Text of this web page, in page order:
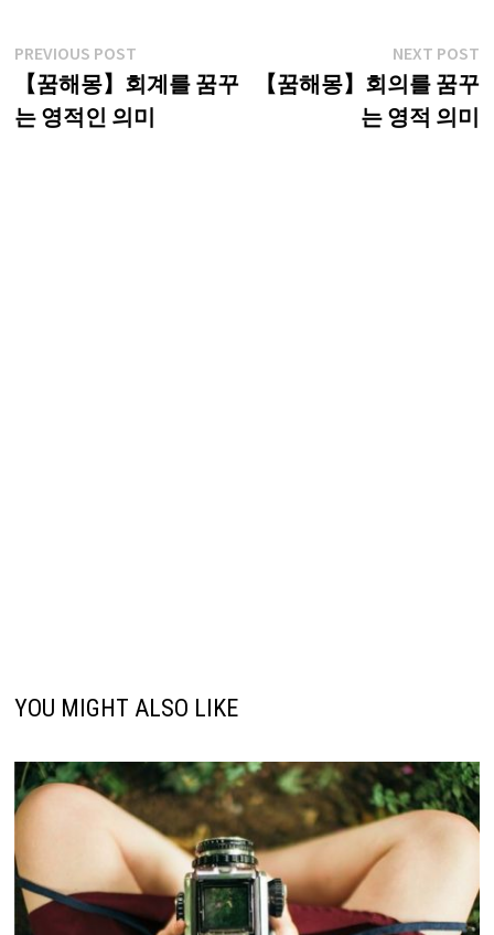
글
탐
색
PREVIOUS POSTPrevious
post:
【꿈해몽】회계를 꿈꾸
는 영적인 의미
NEXT POST
【꿈해몽】회의를 꿈꾸
는 영적 의미
YOU MIGHT ALSO LIKE